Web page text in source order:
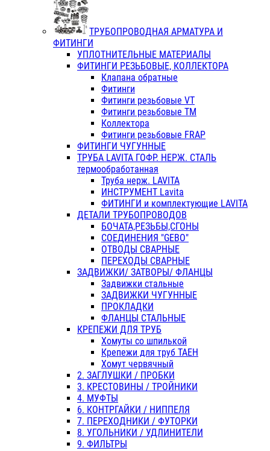
ТРУБОПРОВОДНАЯ АРМАТУРА И
ФИТИНГИ
УПЛОТНИТЕЛЬНЫЕ МАТЕРИАЛЫ
ФИТИНГИ РЕЗЬБОВЫЕ, КОЛЛЕКТОРА
Клапана обратные
Фитинги
Фитинги резьбовые VT
Фитинги резьбовые ТМ
Коллектора
Фитинги резьбовые FRAP
ФИТИНГИ ЧУГУННЫЕ
ТРУБА LAVITA ГОФР. НЕРЖ. СТАЛЬ
термообработанная
Труба нерж. LAVITA
ИНСТРУМЕНТ Lavita
ФИТИНГИ и комплектующие LAVITA
ДЕТАЛИ ТРУБОПРОВОДОВ
БОЧАТА,РЕЗЬБЫ,СГОНЫ
СОЕДИНЕНИЯ "GEBO"
ОТВОДЫ СВАРНЫЕ
ПЕРЕХОДЫ СВАРНЫЕ
ЗАДВИЖКИ/ ЗАТВОРЫ/ ФЛАНЦЫ
Задвижки стальные
ЗАДВИЖКИ ЧУГУННЫЕ
ПРОКЛАДКИ
ФЛАНЦЫ СТАЛЬНЫЕ
КРЕПЕЖИ ДЛЯ ТРУБ
Хомуты со шпилькой
Крепежи для труб ТАЕН
Хомут червячный
2. ЗАГЛУШКИ / ПРОБКИ
3. КРЕСТОВИНЫ / ТРОЙНИКИ
4. МУФТЫ
6. КОНТРГАЙКИ / НИППЕЛЯ
7. ПЕРЕХОДНИКИ / ФУТОРКИ
8. УГОЛЬНИКИ / УДЛИНИТЕЛИ
9. ФИЛЬТРЫ